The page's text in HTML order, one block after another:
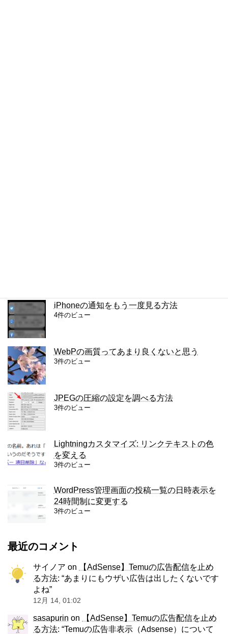
iPhoneの通知をもう一度見る方法
4件のビュー
WebPの画質ってあまり良くないと思う
3件のビュー
JPEGの圧縮の設定を調べる方法
3件のビュー
Lightningカスタマイズ: リンクテキストの色
を変える
3件のビュー
WordPress管理画面の投稿一覧の日時表示を
24時間制に変更する
3件のビュー
最近のコメント
サイノア on
【AdSense】Temuの広告配信を止め
る方法: “あまりにもウザい広告は出したくないです
よね”
12月 14, 01:02
sasapurin on
【AdSense】Temuの広告配信を止め
る方法: “Temuの広告非表示（Adsense）について